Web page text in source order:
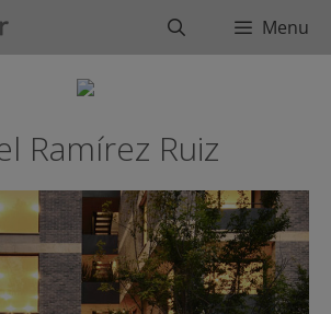
BuscarMenu
Ramírez Ruiz